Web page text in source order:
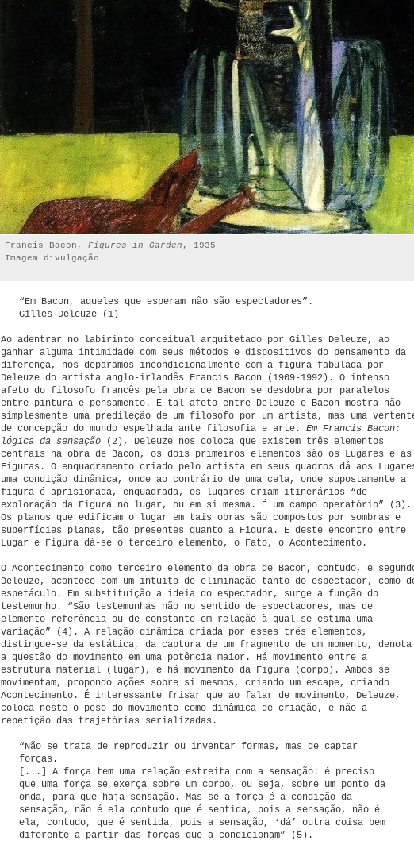
Francis Bacon, Figures in Garden , 1935
Imagem divulgação
“Em Bacon, aqueles que esperam não são espectadores”.
Gilles Deleuze (1)
Ao adentrar no labirinto conceitual arquitetado por Gilles Deleuze, ao
ganhar alguma intimidade com seus métodos e dispositivos do pensamento da
diferença, nos deparamos incondicionalmente com a figura fabulada por
Deleuze do artista anglo-irlandês Francis Bacon (1909-1992). O intenso
afeto do filosofo francês pela obra de Bacon se desdobra por paralelos
entre pintura e pensamento. E tal afeto entre Deleuze e Bacon mostra não
simplesmente uma predileção de um filosofo por um artista, mas uma
de concepção do mundo espelhada ante filosofia e arte. Em Francis Bacon:
lógica da sensação (2), Deleuze nos coloca que existem três elementos
centrais na obra de Bacon, os dois primeiros elementos são os Lugares e as
Figuras. O enquadramento criado pelo artista em seus quadros dá aos
uma condição dinâmica, onde ao contrário de uma cela, onde supostamente a
figura é aprisionada, enquadrada, os lugares criam itinerários “de
exploração da Figura no lugar, ou em si mesma. É um campo operatório” (3).
Os planos que edificam o lugar em tais obras são compostos por sombras e
superfícies planas, tão presentes quanto a Figura. E deste encontro entre
Lugar e Figura dá-se o terceiro elemento, o Fato, o Acontecimento.
O Acontecimento como terceiro elemento da obra de Bacon, contudo, e
Deleuze, acontece com um intuito de eliminação tanto do espectador, como
espetáculo. Em substituição a ideia do espectador, surge a função do
testemunho. “São testemunhas não no sentido de espectadores, mas de
elemento-referência ou de constante em relação à qual se estima uma
variação” (4). A relação dinâmica criada por esses três elementos,
distingue-se da estática, da captura de um fragmento de um momento, denota
a questão do movimento em uma potência maior. Há movimento entre a
estrutura material (lugar), e há movimento da Figura (corpo). Ambos se
movimentam, propondo ações sobre si mesmos, criando um escape, criando
Acontecimento. É interessante frisar que ao falar de movimento, Deleuze,
coloca neste o peso do movimento como dinâmica de criação, e não a
repetição das trajetórias serializadas.
“Não se trata de reproduzir ou inventar formas, mas de captar
forças.
[...] A força tem uma relação estreita com a sensação: é preciso
que uma força se exerça sobre um corpo, ou seja, sobre um ponto da
onda, para que haja sensação. Mas se a força é a condição da
sensação, não é ela contudo que é sentida, pois a sensação, não é
ela, contudo, que é sentida, pois a sensação, ‘dá’ outra coisa bem
diferente a partir das forças que a condicionam” (5).